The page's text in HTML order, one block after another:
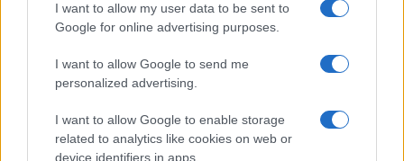
I want to allow my user data to be sent to
Google for online advertising purposes.
I want to allow Google to send me
personalized advertising.
I want to allow Google to enable storage
related to analytics like cookies on web or
device identifiers in apps.
Ιστορικό ρεκόρ για την Aegean τον
Ιούλιο με 2 εκατομμύρια επιβάτες